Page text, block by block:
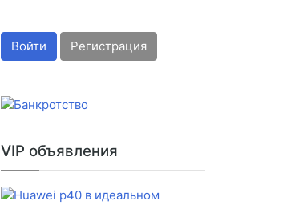
Войти Регистрация
VIP объявления